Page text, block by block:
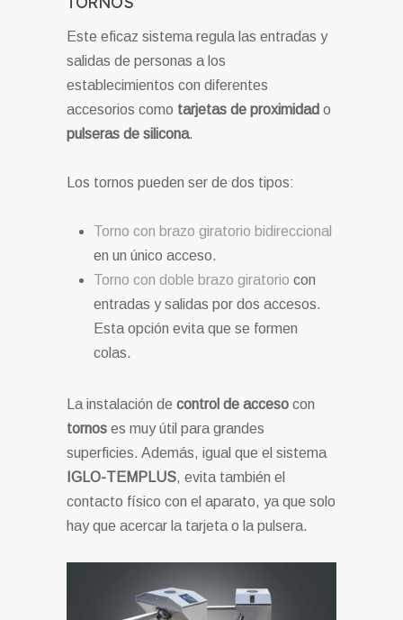
Este eficaz sistema regula las entradas y
salidas de personas a los
establecimientos con diferentes
accesorios como tarjetas de proximidad o
pulseras de silicona.
Los tornos pueden ser de dos tipos:
Torno con brazo giratorio bidireccional
en un único acceso.
Torno con doble brazo giratorio con
entradas y salidas por dos accesos.
Esta opción evita que se formen
colas.
La instalación de control de acceso con
tornos es muy útil para grandes
superficies. Además, igual que el sistema
IGLO-TEMPLUS, evita también el
contacto físico con el aparato, ya que solo
hay que acercar la tarjeta o la pulsera.